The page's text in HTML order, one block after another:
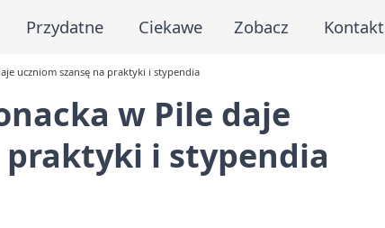
Przydatne Ciekawe Zobacz Kontakt
uczniom szansę na praktyki i stypendia
w Pile daje
praktyki i stypendia